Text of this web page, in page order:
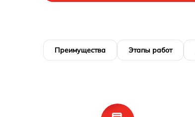
Преимущества Этапы работ